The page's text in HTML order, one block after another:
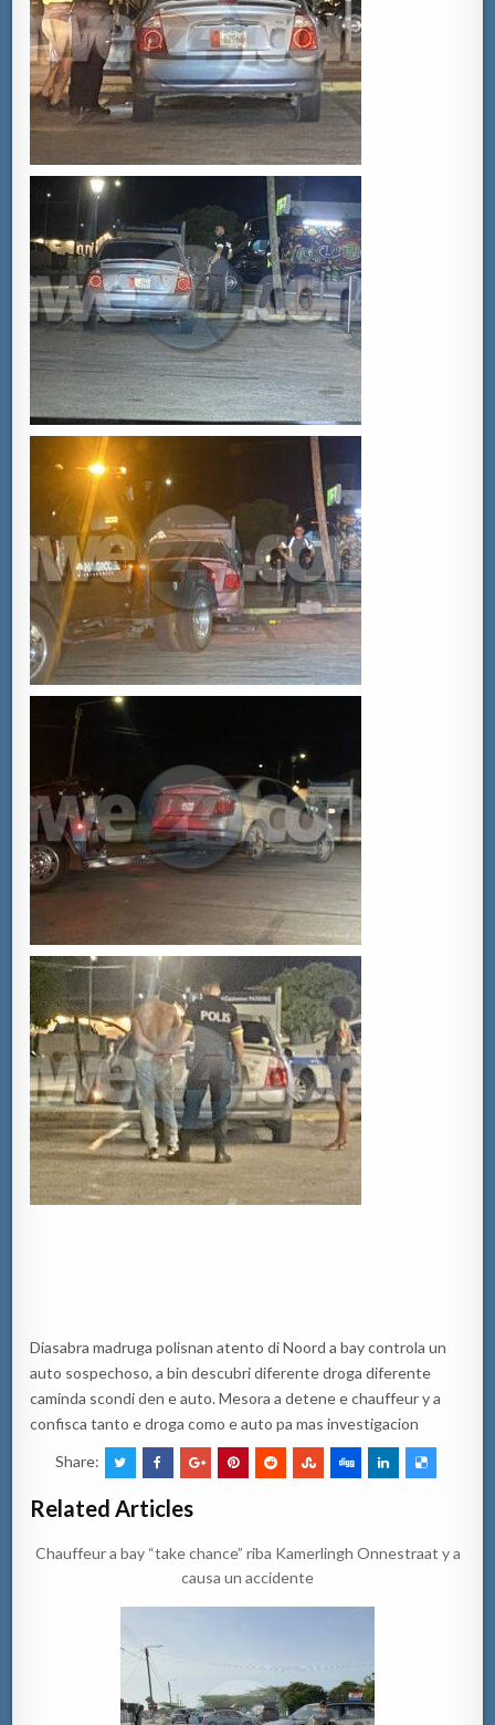
Diasabra madruga polisnan atento di Noord a bay controla un
auto sospechoso, a bin descubri diferente droga diferente
caminda scondi den e auto. Mesora a detene e chauffeur y a
confisca tanto e droga como e auto pa mas investigacion
Share:
Related Articles
Chauffeur a bay “take chance” riba Kamerlingh Onnestraat y a
causa un accidente